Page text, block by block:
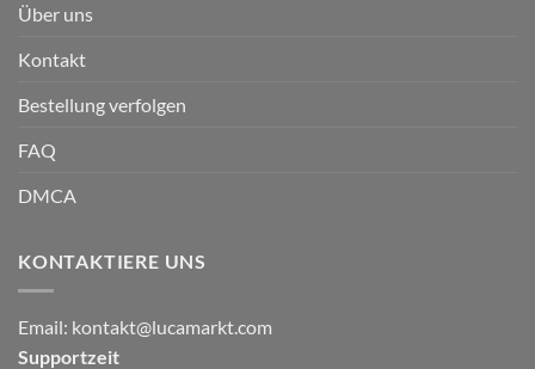
Über uns
Kontakt
Bestellung verfolgen
FAQ
DMCA
KONTAKTIERE UNS
Email: kontakt@lucamarkt.com
Supportzeit